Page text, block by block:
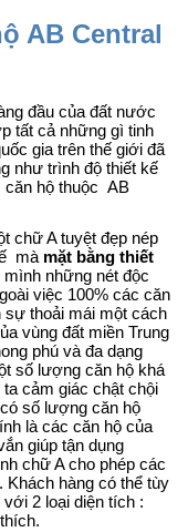
AB Central
đầu của đất nước
tất cả những gì tinh
gia trên thế giới đã
như trình độ thiết kế
căn hộ thuộc AB
chữ A tuyệt đẹp nép
mà mặt bằng thiết
những nét độc
việc 100% các căn
sự thoải mái một cách
vùng đất miền Trung
phú và đa dạng
số lượng căn hộ khá
cảm giác chật chội
số lượng căn hộ
là các căn hộ của
giúp tận dụng
chữ A cho phép các
hàng có thể tùy
2 loại diện tích :